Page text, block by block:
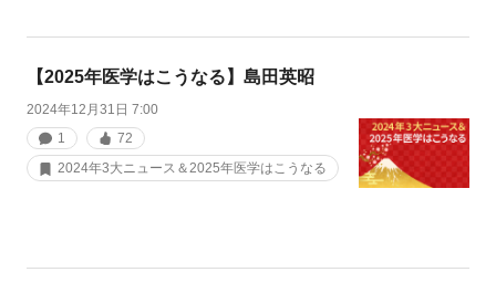
【2025年医学はこうなる】島田英昭
2024年12月31日 7:00
1
72
2024年3大ニュース＆2025年医学はこうなる